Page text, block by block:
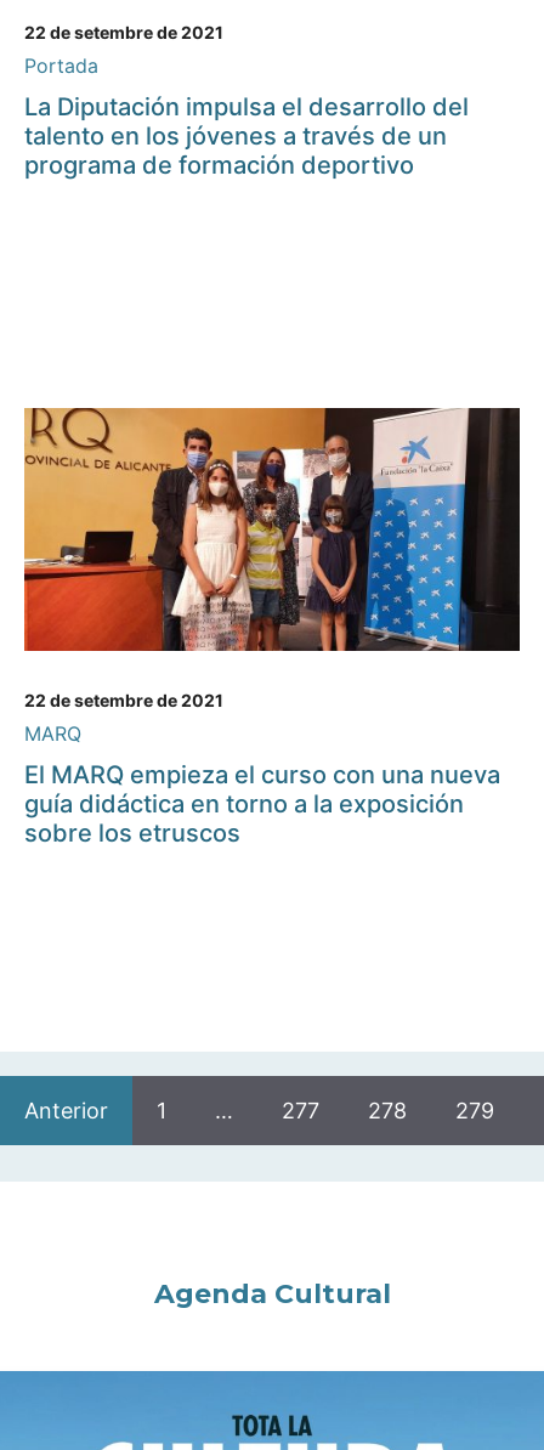
22 de setembre de 2021
Portada
La Diputación impulsa el desarrollo del
talento en los jóvenes a través de un
programa de formación deportivo
22 de setembre de 2021
MARQ
El MARQ empieza el curso con una nueva
guía didáctica en torno a la exposición
sobre los etruscos
Anterior 1 … 277 278 279
Agenda Cultural